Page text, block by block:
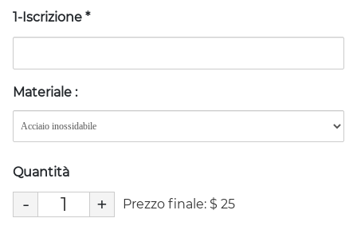
1-Iscrizione *
Materiale :
Quantità
- + Prezzo finale: $ 25